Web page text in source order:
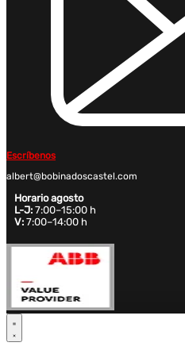
Escríbenos
albert@bobinadoscastel.com
Horario agosto
L-J: 7:00–15:00 h
V: 7:00–14:00 h